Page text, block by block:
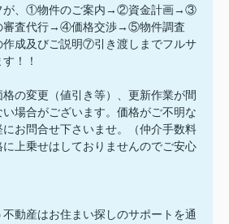
が、①物件のご案内→②資金計画→③
審査代行→④価格交渉→⑤物件調査
成及びご説明⑦引き渡しまでフルサ
！！
の変更（値引き等）、更新作業が間
い場合がございます。価格がご不明な
お問合せ下さいませ。（仲介手数料
上乗せはしておりませんのでご安心
動産はお住まい探しのサポートを通